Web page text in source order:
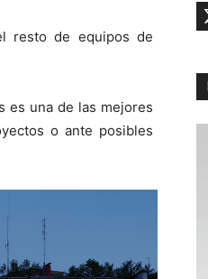
resto de equipos de
es una de las mejores
o ante posibles